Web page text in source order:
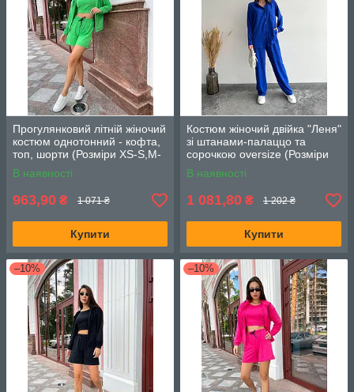
Прогулянковий літній жіночий
костюм однотонний - кофта,
топ, шорти (Розміри XS-S,M-
L), Зелений
В наявності
963,90 ₴ 1 071 ₴
Купити
Костюм жіночий двійка "Леня"
зі штанами-палаццо та
сорочкою oversize (Розміри
42,44,46), Електрик
В наявності
1 081,80 ₴ 1 202 ₴
Купити
–10% –10%